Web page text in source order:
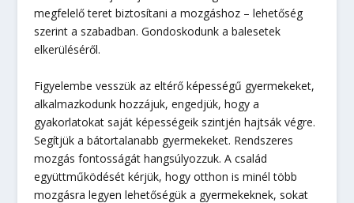
megfelelő teret biztosítani a mozgáshoz – lehetőség
szerint a szabadban. Gondoskodunk a balesetek
elkerüléséről.
Figyelembe vesszük az eltérő képességű gyermekeket,
alkalmazkodunk hozzájuk, engedjük, hogy a
gyakorlatokat saját képességeik szintjén hajtsák végre.
Segítjük a bátortalanabb gyermekeket. Rendszeres
mozgás fontosságát hangsúlyozzuk. A család
együttműködését kérjük, hogy otthon is minél több
mozgásra legyen lehetőségük a gyermekeknek, sokat